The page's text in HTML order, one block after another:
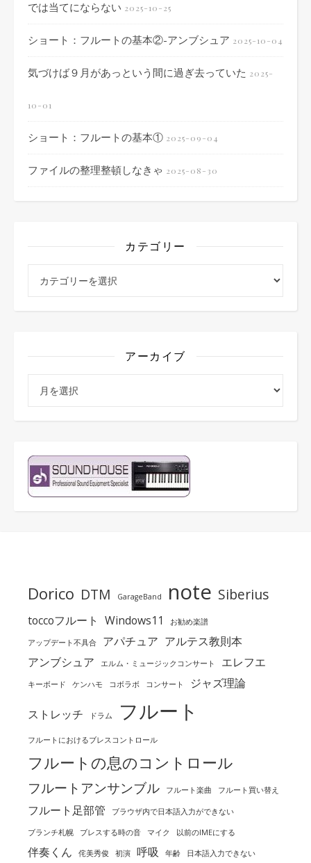
では当てにならない 2025-10-25
ショート：フルートの基本②-アンブシュア 2025-10-04
気づけば９月があっという間に過ぎ去っていた 2025-
10-01
ショート：フルートの基本① 2025-09-04
ファイルの整理整頓しなきゃ 2025-08-30
カテゴリー
アーカイブ
Dorico DTM GarageBand note Siberius
toccoフルート Windows11 お勧め楽譜
アップデート不具合 アパチュア アルテス教則本
アンブシュア
エルム・ミュージックコンサート エレフエ
キーボード ケンハモ コボラボ コンサート ジャズ理論
ストレッチ ドラム フルート
フルートにおけるブレスコントロール
フルートの息のコントロール
フルートアンサンブル フルート楽曲 フルート買い替え
フルート足部管 ブラウザ内で日本語入力ができない
ブランチ札幌 ブレスする時の音 マイク 以前のIMEにする
伴奏くん 侘美秀俊 初演 呼吸 年齢 日本語入力できない